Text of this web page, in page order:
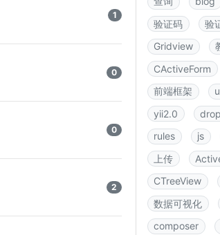
1
0
0
2
验证码
验
Gridview
CActiveForm
前端框架
yii2.0
rules
js
上传
CTreeView
数据可视化
composer